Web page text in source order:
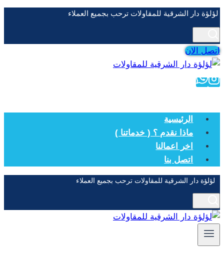
التجاوز
إلى
المحتوى
لؤلؤة دار الشرقية للمقاولات ترحب بجميع العملاء
اتصل الان
الرئيسية
ماذا نقدم ؟ ( خدماتنا )
اخر اعمالنا
اتصل بنا
لؤلؤة دار الشرقية للمقاولات ترحب بجميع العملاء